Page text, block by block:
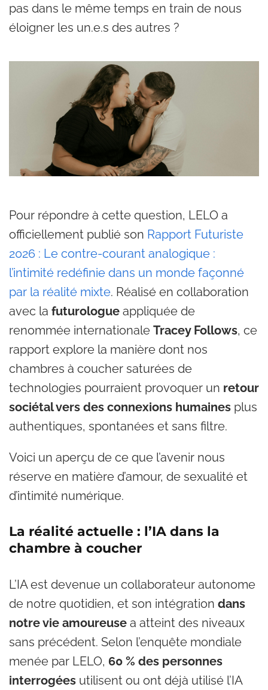
pas dans le même temps en train de nous
éloigner les un.e.s des autres ?
Pour répondre à cette question, LELO a
officiellement publié son Rapport Futuriste
2026 : Le contre-courant analogique :
l’intimité redéfinie dans un monde façonné
par la réalité mixte. Réalisé en collaboration
avec la futurologue appliquée de
renommée internationale Tracey Follows, ce
rapport explore la manière dont nos
chambres à coucher saturées de
technologies pourraient provoquer un retour
sociétal vers des connexions humaines plus
authentiques, spontanées et sans filtre.
Voici un aperçu de ce que l’avenir nous
réserve en matière d’amour, de sexualité et
d’intimité numérique.
La réalité actuelle : l’IA dans la
chambre à coucher
L’IA est devenue un collaborateur autonome
de notre quotidien, et son intégration dans
notre vie amoureuse a atteint des niveaux
sans précédent. Selon l’enquête mondiale
menée par LELO, 60 % des personnes
interrogées utilisent ou ont déjà utilisé l’IA